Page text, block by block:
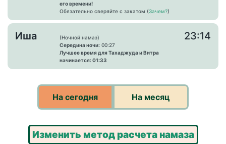
его времени!
Обязательно сверяйте с закатом (Зачем?)
Иша
(Ночной намаз)
Середина ночи: 00:27
Лучшее время для Тахаджуда и Витра
начинается: 01:33
23:14
На сегодня На месяц
Изменить метод расчета намаза